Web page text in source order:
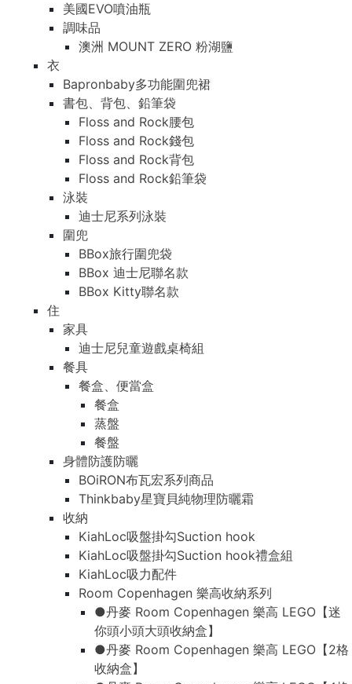
美國EVO噴油瓶
調味品
澳洲 MOUNT ZERO 粉湖鹽
衣
Bapronbaby多功能圍兜裙
書包、背包、鉛筆袋
Floss and Rock腰包
Floss and Rock錢包
Floss and Rock背包
Floss and Rock鉛筆袋
泳裝
迪士尼系列泳裝
圍兜
BBox旅行圍兜袋
BBox 迪士尼聯名款
BBox Kitty聯名款
住
家具
迪士尼兒童遊戲桌椅組
餐具
餐盒、便當盒
餐盒
蒸盤
餐盤
身體防護防曬
BOiRON布瓦宏系列商品
Thinkbaby星寶貝純物理防曬霜
收納
KiahLoc吸盤掛勾Suction hook
KiahLoc吸盤掛勾Suction hook禮盒組
KiahLoc吸力配件
Room Copenhagen 樂高收納系列
●丹麥 Room Copenhagen 樂高 LEGO【迷
你頭小頭大頭收納盒】
●丹麥 Room Copenhagen 樂高 LEGO【2格
收納盒】